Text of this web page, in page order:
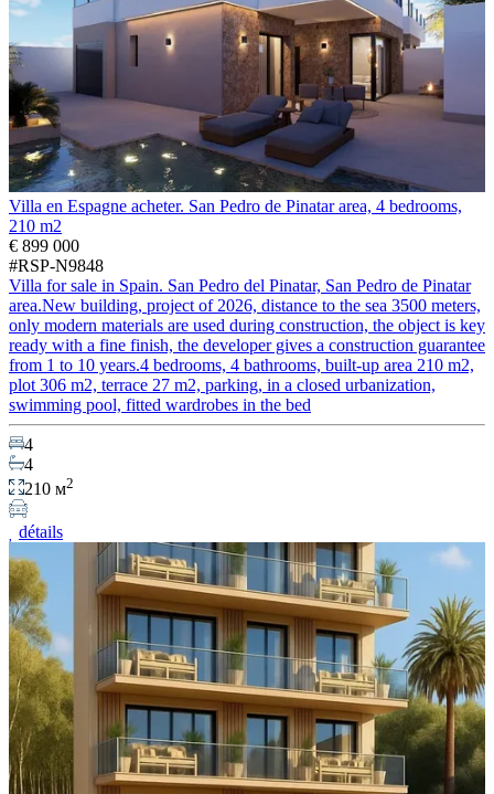
Villa en Espagne acheter. San Pedro de Pinatar area, 4 bedrooms,
210 m2
€ 899 000
#RSP-N9848
Villa for sale in Spain. San Pedro del Pinatar, San Pedro de Pinatar
area.New building, project of 2026, distance to the sea 3500 meters,
only modern materials are used during construction, the object is key
ready with a fine finish, the developer gives a construction guarantee
from 1 to 10 years.4 bedrooms, 4 bathrooms, built-up area 210 m2,
plot 306 m2, terrace 27 m2, parking, in a closed urbanization,
swimming pool, fitted wardrobes in the bed
4
4
210 м2
détails